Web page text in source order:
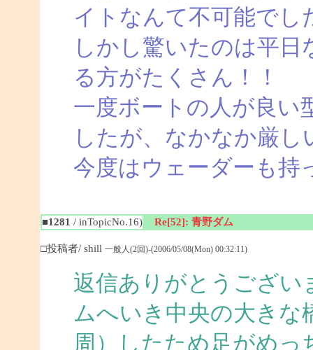
イトなんて不可能でし
しかし驚いたのは平
る方がたくさん！！
一度ボートの人が良い
したが、なかなか厳し
今度はウェーダーも持
■1281 / inTopicNo.16) Re[52]: 青野ダム
□投稿者/ shill 一般人(2回)-(2006/05/08(Mon) 00:32:11)
返信ありがとうござい
ムへいき中央の大きな
周）したため足がめっ